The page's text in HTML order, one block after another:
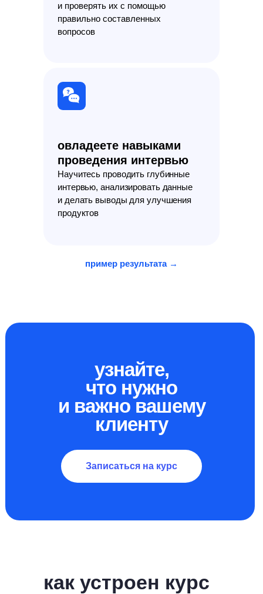
и проверять их с помощью
правильно составленных
вопросов
овладеете навыками
проведения интервью
Научитесь проводить глубинные
интервью, анализировать данные
и делать выводы для улучшения
продуктов
пример результата →
узнайте,
что нужно
и важно вашему
клиенту
Записаться на курс
как устроен курс